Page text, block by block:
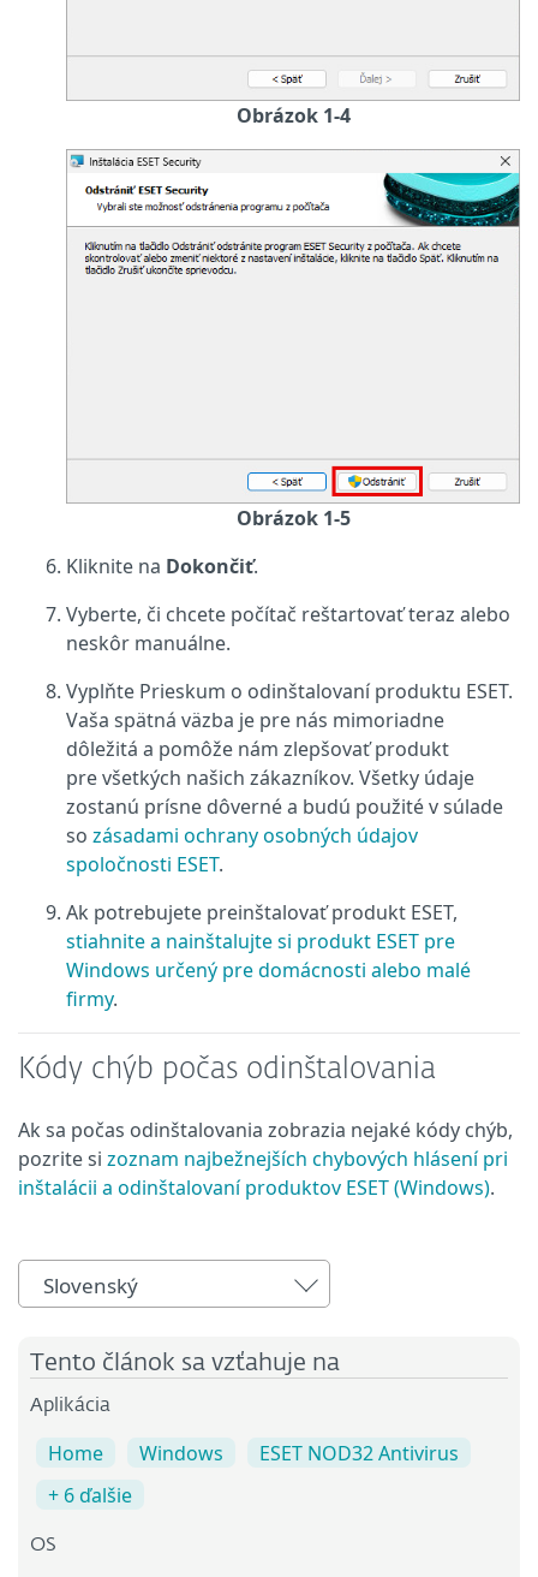
Obrázok 1-4
Obrázok 1-5
Kliknite na Dokončiť.
Vyberte, či chcete počítač reštartovať teraz alebo
neskôr manuálne.
Vyplňte Prieskum o odinštalovaní produktu ESET.
Vaša spätná väzba je pre nás mimoriadne
dôležitá a pomôže nám zlepšovať produkt
pre všetkých našich zákazníkov. Všetky údaje
zostanú prísne dôverné a budú použité v súlade
so zásadami ochrany osobných údajov
spoločnosti ESET.
Ak potrebujete preinštalovať produkt ESET,
stiahnite a nainštalujte si produkt ESET pre
Windows určený pre domácnosti alebo malé
firmy.
Kódy chýb počas odinštalovania
Ak sa počas odinštalovania zobrazia nejaké kódy chýb,
pozrite si zoznam najbežnejších chybových hlásení pri
inštalácii a odinštalovaní produktov ESET (Windows).
Slovenský
Tento článok sa vzťahuje na
Aplikácia
Home Windows
ESET NOD32 Antivirus
+ 6 ďalšie
OS